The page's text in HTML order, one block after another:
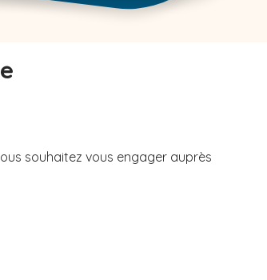
souhaitez vous engager auprès